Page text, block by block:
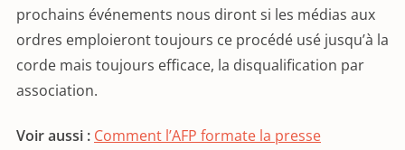
prochains événements nous diront si les médias aux
ordres emploieront toujours ce procédé usé jusqu’à la
corde mais toujours efficace, la disqualification par
association.
Voir aussi : Comment l’AFP formate la presse